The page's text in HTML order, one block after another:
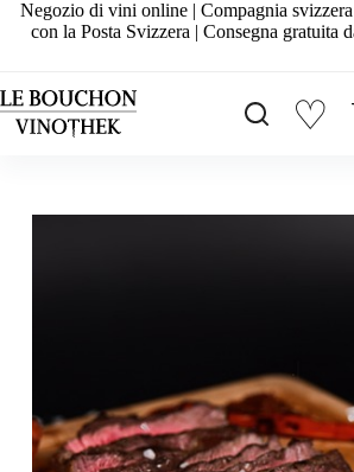
SaltaNegozio di vini online | Compagnia
con la Posta Svizzera | Consegna gratuita
♡